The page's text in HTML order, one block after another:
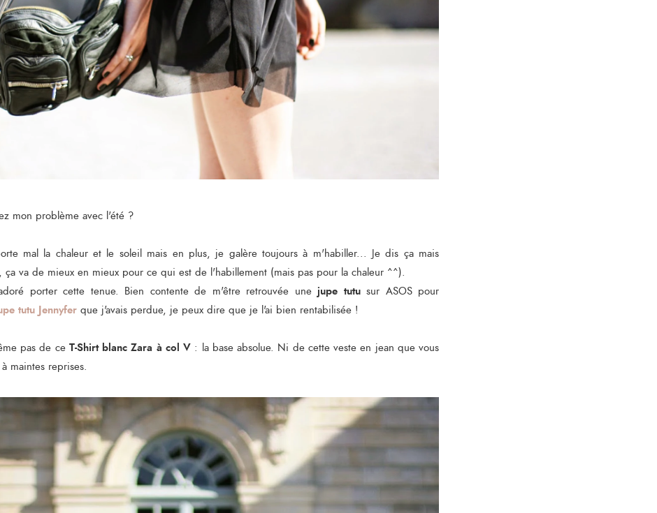
mon problème avec l'été ?
mal la chaleur et le soleil mais en plus, je galère toujours à m'habiller... Je dis ça mais
ça va de mieux en mieux pour ce qui est de l'habillement (mais pas pour la chaleur ^^).
porter cette tenue. Bien contente de m'être retrouvée une jupe tutusur ASOS pour
tutu Jennyfer que j'avais perdue, je peux dire que je l'ai bien rentabilisée !
pas de ce T-Shirt blanc Zara à col V : la base absolue. Ni de cette veste en jean que vous
maintes reprises.